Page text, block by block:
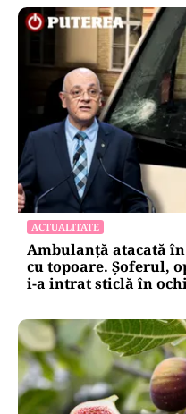
ACTUALITATE
Ambulanță atacată
cu topoare. Șoferul,
i-a intrat sticlă în